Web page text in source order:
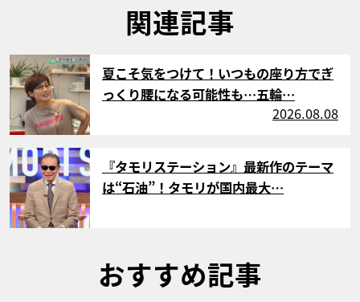
関連記事
サムネイル
夏こそ気をつけて！いつもの座り方でぎ
っくり腰になる可能性も…五輪…
2026.08.08
サムネイル
『タモリステーション』最新作のテーマ
は“石油”！タモリが国内最大…
おすすめ記事